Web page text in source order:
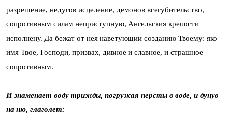
разрешение, недугов исцеление, демонов всегубительство,
сопротивным силам неприступную, Ангельския крепости
исполнену. Да бежат от нея наветующии созданию Твоему: яко
имя Твое, Господи, призвах, дивное и славное, и страшное
сопротивным.
И знаменает воду трижды, погружая персты в воде, и дунув
на ню, глаголет: